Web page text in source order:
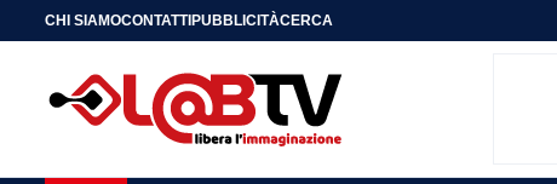
CHI SIAMOCONTATTIPUBBLICITÀCERCA